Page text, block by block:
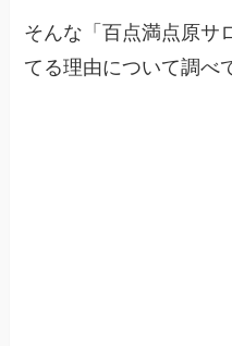
そんな「百点満点原サ
てる理由について調べ